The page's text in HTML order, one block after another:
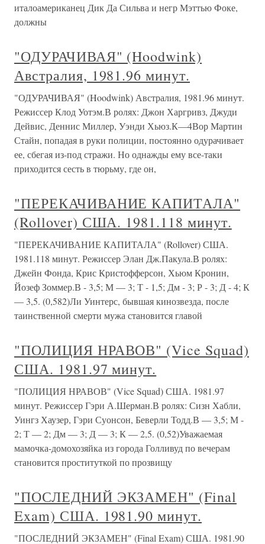
италоамериканец Дик Да Сильва и негр Мэттью Фоке,
должны
"ОДУРАЧИВАЯ" (Hoodwink)
Австралия, 1981.96 минут.
"ОДУРАЧИВАЯ" (Hoodwink) Австралия, 1981.96 минут.
Режиссер Клод Уотэм.В ролях: Джон Харгривз, Джуди
Дейвис, Деннис Миллер, Уэнди Хьюз.К—4Вор Мартин
Стайн, попадая в руки полиции, постоянно одурачивает
ее, сбегая из-под стражи. Но однажды ему все-таки
приходится сесть в тюрьму, где он,
"ПЕРЕКАЧИВАНИЕ КАПИТАЛА"
(Rollover) США. 1981.118 минут.
"ПЕРЕКАЧИВАНИЕ КАПИТАЛА" (Rollover) США.
1981.118 минут. Режиссер Элан Дж.Пакула.В ролях:
Джейн Фонда, Крис Кристофферсон, Хьюм Кронин,
Йозеф Зоммер.В - 3,5; М — 3; Т - 1,5; Дм - 3; Р - 3; Д - 4; К
— 3,5. (0,582)Ли Уинтерс, бывшая кинозвезда, после
таинственной смерти мужа становится главой
"ПОЛИЦИЯ НРАВОВ" (Vice Squad)
США. 1981.97 минут.
"ПОЛИЦИЯ НРАВОВ" (Vice Squad) США. 1981.97
минут. Режиссер Гэри А.Шерман.В ролях: Сизн Хабли,
Уингз Хаузер, Гэри Суонсон, Беверли Тодд.В — 3,5; М -
2; Т — 2; Дм — 3; Д — 3; К — 2,5. (0,52)Уважаемая
мамочка-домохозяйка из города Голливуд по вечерам
становится проституткой по прозвищу
"ПОСЛЕДНИЙ ЭКЗАМЕН" (Final
Exam) США. 1981.90 минут.
"ПОСЛЕДНИЙ ЭКЗАМЕН" (Final Exam) США. 1981.90